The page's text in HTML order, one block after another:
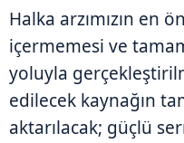
Halka arzımızın en
içermemesi ve
yoluyla
edilecek kaynağın
aktarılacak; güçlü